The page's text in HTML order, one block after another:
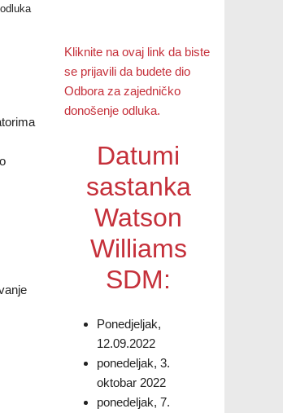
Kliknite na ovaj link da biste
se prijavili da budete dio
Odbora za zajedničko
donošenje odluka.
Datumi
sastanka
Watson
Williams
SDM:
Ponedjeljak,
12.09.2022
ponedeljak, 3.
oktobar 2022
ponedeljak, 7.